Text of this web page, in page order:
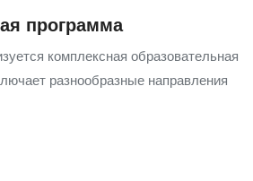
программа
комплексная образовательная
разнообразные направления